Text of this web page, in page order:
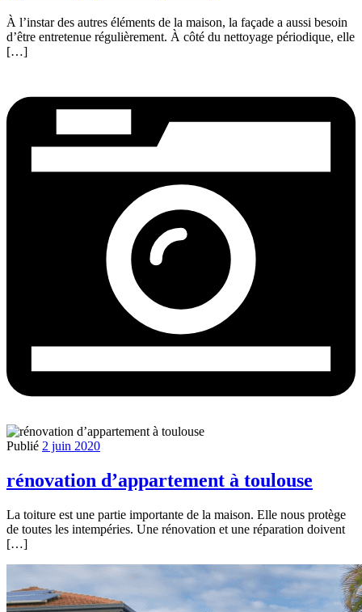
À l’instar des autres éléments de la maison, la façade a aussi besoin
d’être entretenue régulièrement. À côté du nettoyage périodique, elle
[…]
Publié 2 juin 2020
rénovation d’appartement à toulouse
La toiture est une partie importante de la maison. Elle nous protège
de toutes les intempéries. Une rénovation et une réparation doivent
[…]